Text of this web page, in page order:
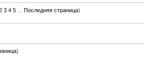
3 4 5 Последняя страница)
)